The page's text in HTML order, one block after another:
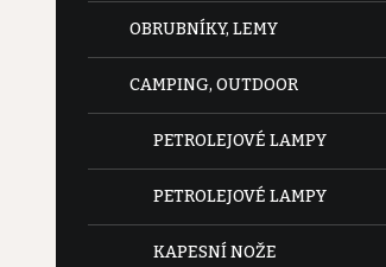
OBRUBNÍKY, LEMY
CAMPING, OUTDOOR
PETROLEJOVÉ LAMPY
PETROLEJOVÉ LAMPY
KAPESNÍ NOŽE